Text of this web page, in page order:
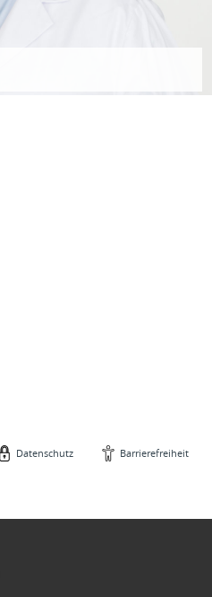
Datenschutz Barrierefreiheit